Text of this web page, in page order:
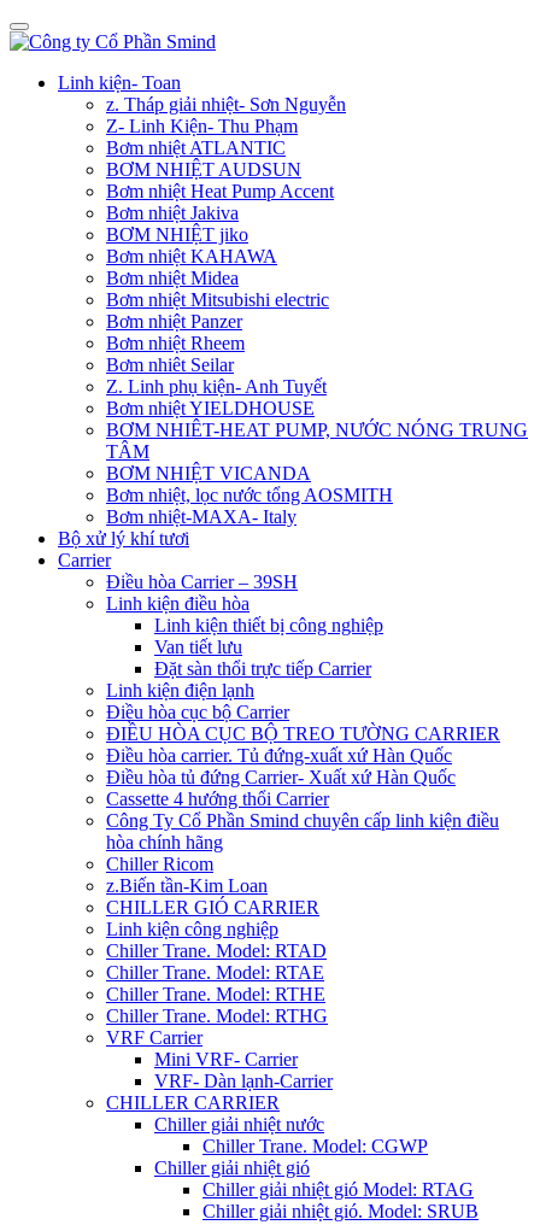
Linh kiện- Toan
z. Tháp giải nhiệt- Sơn Nguyễn
Z- Linh Kiện- Thu Phạm
Bơm nhiệt ATLANTIC
BƠM NHIỆT AUDSUN
Bơm nhiệt Heat Pump Accent
Bơm nhiệt Jakiva
BƠM NHIỆT jiko
Bơm nhiệt KAHAWA
Bơm nhiệt Midea
Bơm nhiệt Mitsubishi electric
Bơm nhiệt Panzer
Bơm nhiệt Rheem
Bơm nhiêt Seilar
Z. Linh phụ kiện- Anh Tuyết
Bơm nhiệt YIELDHOUSE
BƠM NHIÊT-HEAT PUMP, NƯỚC NÓNG TRUNG
TÂM
BƠM NHIỆT VICANDA
Bơm nhiệt, lọc nước tổng AOSMITH
Bơm nhiệt-MAXA- Italy
Bộ xử lý khí tươi
Carrier
Điều hòa Carrier – 39SH
Linh kiện điều hòa
Linh kiện thiết bị công nghiệp
Van tiết lưu
Đặt sàn thổi trực tiếp Carrier
Linh kiện điện lạnh
Điều hòa cục bộ Carrier
ĐIỀU HÒA CỤC BỘ TREO TƯỜNG CARRIER
Điều hòa carrier. Tủ đứng-xuất xứ Hàn Quốc
Điều hòa tủ đứng Carrier- Xuất xứ Hàn Quốc
Cassette 4 hướng thổi Carrier
Công Ty Cổ Phần Smind chuyên cấp linh kiện điều
hòa chính hãng
Chiller Ricom
z.Biến tần-Kim Loan
CHILLER GIÓ CARRIER
Linh kiện công nghiệp
Chiller Trane. Model: RTAD
Chiller Trane. Model: RTAE
Chiller Trane. Model: RTHE
Chiller Trane. Model: RTHG
VRF Carrier
Mini VRF- Carrier
VRF- Dàn lạnh-Carrier
CHILLER CARRIER
Chiller giải nhiệt nước
Chiller Trane. Model: CGWP
Chiller giải nhiệt gió
Chiller giải nhiệt gió Model: RTAG
Chiller giải nhiệt gió. Model: SRUB